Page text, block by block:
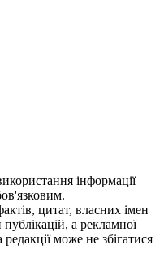
iнформацiї
цитат, власних імен
а рекламної
може не збiгатися